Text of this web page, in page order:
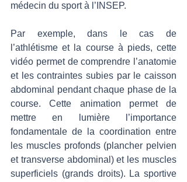
médecin du sport à l’INSEP.
Par exemple, dans le cas de
l’athlétisme et la course à pieds, cette
vidéo permet de comprendre l’anatomie
et les contraintes subies par le caisson
abdominal pendant chaque phase de la
course. Cette animation permet de
mettre en lumière l’importance
fondamentale de la coordination entre
les muscles profonds (plancher pelvien
et transverse abdominal) et les muscles
superficiels (grands droits). La sportive